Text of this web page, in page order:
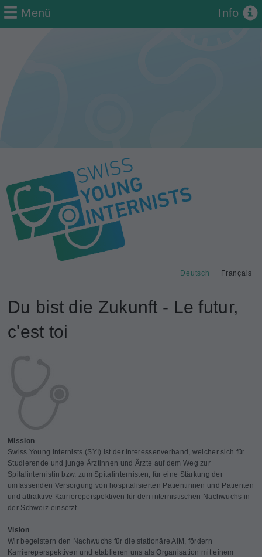
Deutsch Français
Menü Info
Du bist die Zukunft - Le futur,
c'est toi
Mission
Swiss Young Internists (SYI) ist der Interessenverband, welcher sich für
Studierende und junge Ärztinnen und Ärzte auf dem Weg zur
Spitalinternistin bzw. zum Spitalinternisten, für eine Stärkung der
umfassenden Versorgung von hospitalisierten Patientinnen und Patienten
und attraktive Karriereperspektiven für den internistischen Nachwuchs in
der Schweiz einsetzt.
Vision
Wir begeistern den Nachwuchs für die stationäre AIM, fördern
Karriereperspektiven und etablieren uns als Organisation mit einem